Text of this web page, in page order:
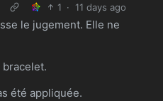
1 · 11 days ago
le jugement. Elle ne
été appliquée.